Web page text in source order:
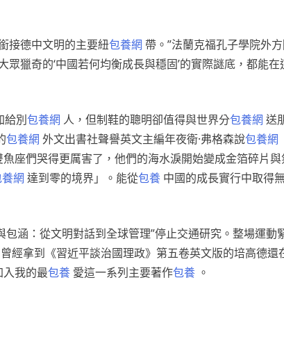
接德中文明的主要紐包養網 帶。”法蘭克福孔子學院外
獵奇的‘中國若何均衡成長與穩固’的實際謎底，都能
給別包養網 人，但制鞋的聰明卻值得與世界分包養網 送
包養網 外文出書社聲譽英文主編年夜衛·弗格森說包養網
座們哭得更厲害了，他們的海水淚開始變成金箔碎片
網 達到零的境界」。能從包養 中國的成長實行中取得
涵：從文明對話到全球管理”停止交通研究。整場運動
經拿到《習近平談治國理政》第五卷英文版的培高德還
我的最包養 愛這一系列主要著作包養 。